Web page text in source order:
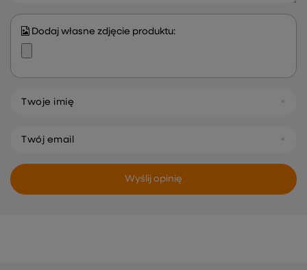
Dodaj własne zdjęcie produktu:
Twoje imię
Twój email
Wyślij opinię